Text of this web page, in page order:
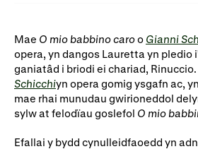
Digwyddiadau i aelodau
Rhoddion mewn Ewyllysiau
Mae O mio babbino caroo Gianni
opera, yn dangos Lauretta yn pledio
ganiatâd i briodi ei chariad,
Schicchiyn opera gomig ysgafn ac,
mae rhai munudau gwirioneddol
sylw at felodïau goslefol O mio
Efallai y bydd cynulleidfaoedd yn